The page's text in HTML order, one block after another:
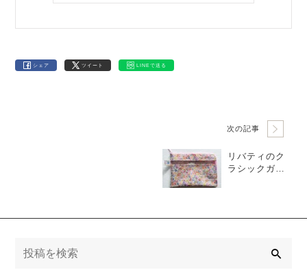
シェア ツイート LINEで送る
次の記事
リバティのク
ラシックガー